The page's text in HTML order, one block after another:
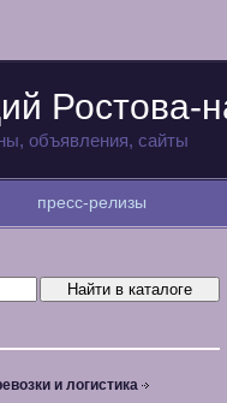
Ростова-
объявления, сайты
пресс-релизы
и логистика